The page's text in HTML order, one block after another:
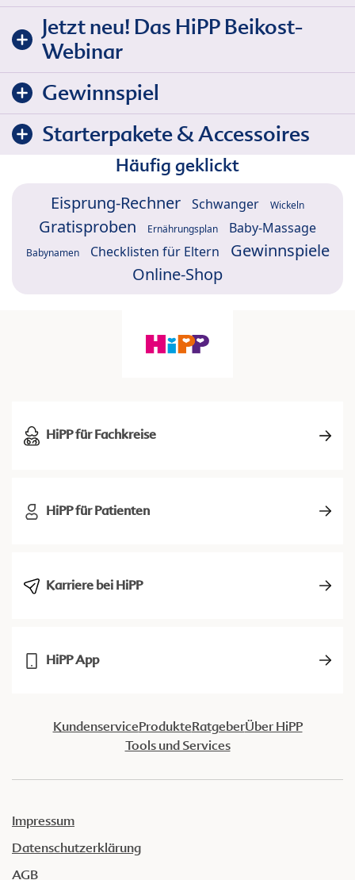
Jetzt neu! Das HiPP Beikost-
Webinar
Gewinnspiel
Starterpakete & Accessoires
Häufig geklickt
Eisprung-Rechner Schwanger Wickeln
Gratisproben Ernährungsplan Baby-Massage
Babynamen Checklisten für Eltern
Gewinnspiele
Online-Shop
HiPP für Fachkreise
HiPP für Patienten
Karriere bei HiPP
HiPP App
KundenserviceProdukteRatgeberÜber HiPP
Tools und Services
Impressum
Datenschutzerklärung
AGB